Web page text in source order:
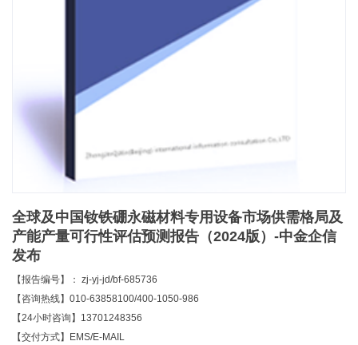
全球及中国钕铁硼永磁材料专用设备市场供需格局及
产能产量可行性评估预测报告（2024版）-中金企信
发布
【报告编号】： zj-yj-jd/bf-685736
【咨询热线】010-63858100/400-1050-986
【24小时咨询】13701248356
【交付方式】EMS/E-MAIL